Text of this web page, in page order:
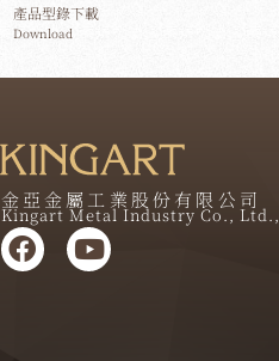
產品型錄下載
Download
金亞金屬工業股份有限公司
Kingart Metal Industry Co., Ltd.,